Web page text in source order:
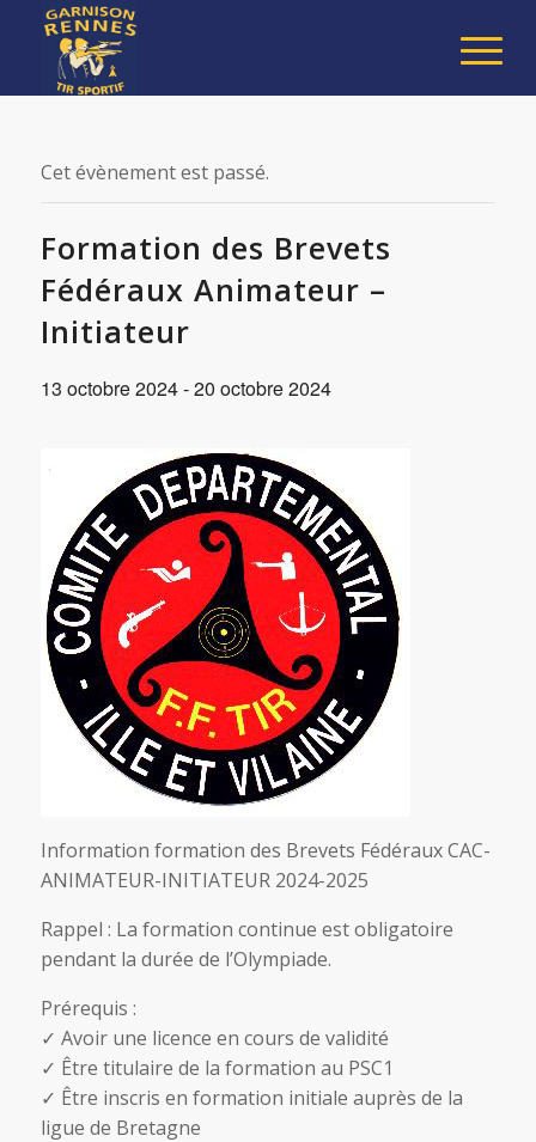
Cet évènement est passé.
Formation des Brevets
Fédéraux Animateur –
Initiateur
13 octobre 2024-20 octobre 2024
Information formation des Brevets Fédéraux CAC-
ANIMATEUR-INITIATEUR 2024-2025
Rappel : La formation continue est obligatoire
pendant la durée de l’Olympiade.
Prérequis :
✓ Avoir une licence en cours de validité
✓ Être titulaire de la formation au PSC1
✓ Être inscris en formation initiale auprès de la
ligue de Bretagne